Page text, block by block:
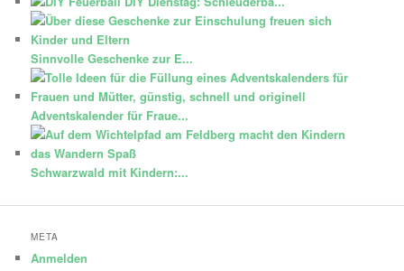
Sinnvolle Geschenke zur E...
Adventskalender für Fraue...
Schwarzwald mit Kindern:...
META
Anmelden